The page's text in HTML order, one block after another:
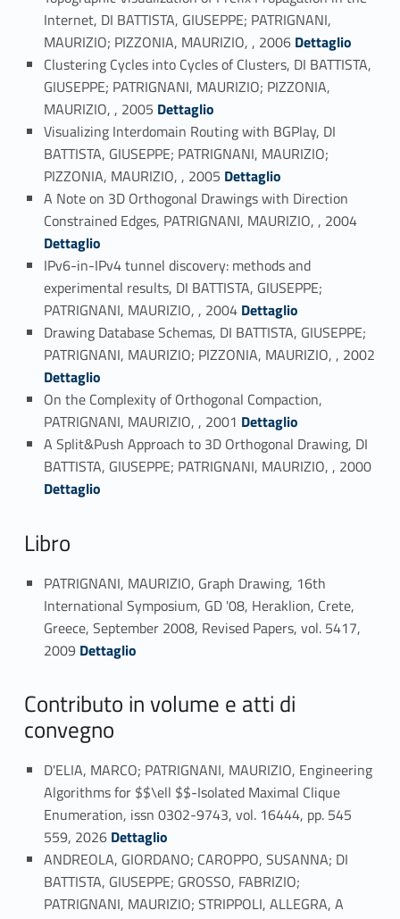
Internet, DI BATTISTA, GIUSEPPE; PATRIGNANI,
MAURIZIO; PIZZONIA, MAURIZIO, , 2006 Link identifier #identifier_person_16105-53
Dettaglio
Clustering Cycles into Cycles of Clusters, DI BATTISTA,
GIUSEPPE; PATRIGNANI, MAURIZIO; PIZZONIA,
MAURIZIO, , 2005 Link identifier #identifier_person_68717-54
Dettaglio
Visualizing Interdomain Routing with BGPlay, DI
BATTISTA, GIUSEPPE; PATRIGNANI, MAURIZIO;
PIZZONIA, MAURIZIO, , 2005 Link identifier #identifier_person_180712-55
Dettaglio
A Note on 3D Orthogonal Drawings with Direction
Constrained Edges, PATRIGNANI, MAURIZIO, , 2004
Dettaglio
IPv6-in-IPv4 tunnel discovery: methods and
experimental results, DI BATTISTA, GIUSEPPE;
PATRIGNANI, MAURIZIO, , 2004 Link identifier #identifier_person_82344-57
Dettaglio
Drawing Database Schemas, DI BATTISTA, GIUSEPPE;
PATRIGNANI, MAURIZIO; PIZZONIA, MAURIZIO, , 2002
Dettaglio
On the Complexity of Orthogonal Compaction,
PATRIGNANI, MAURIZIO, , 2001 Link identifier #identifier_person_72098-59
Dettaglio
A Split&Push Approach to 3D Orthogonal Drawing, DI
BATTISTA, GIUSEPPE; PATRIGNANI, MAURIZIO, , 2000
Dettaglio
Libro
PATRIGNANI, MAURIZIO, Graph Drawing, 16th
International Symposium, GD '08, Heraklion, Crete,
Greece, September 2008, Revised Papers, vol. 5417,
2009 Link identifier #identifier_person_137347-61
Dettaglio
Contributo in volume e atti di
convegno
D'ELIA, MARCO; PATRIGNANI, MAURIZIO, Engineering
Algorithms for $$\ell $$-Isolated Maximal Clique
Enumeration, issn 0302-9743, vol. 16444, pp. 545
559, 2026 Link identifier #identifier_person_76452-62
Dettaglio
ANDREOLA, GIORDANO; CAROPPO, SUSANNA; DI
BATTISTA, GIUSEPPE; GROSSO, FABRIZIO;
PATRIGNANI, MAURIZIO; STRIPPOLI, ALLEGRA, A